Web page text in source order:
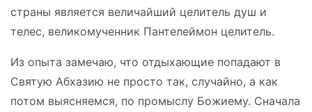
страны является величайший целитель душ и
телес, великомученник Пантелеймон целитель.
Из опыта замечаю, что отдыхающие попадают в
Святую Абхазию не просто так, случайно, а как
потом выясняемся, по промыслу Божиему. Сначала